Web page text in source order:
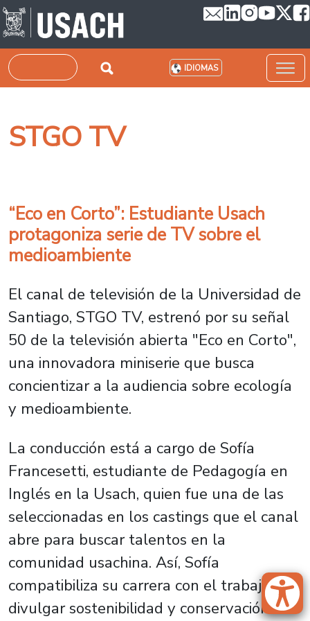
Pasar al contenido principal
Buscar IDIOMAS
STGO TV
“Eco en Corto”: Estudiante Usach
protagoniza serie de TV sobre el
medioambiente
El canal de televisión de la Universidad de
Santiago, STGO TV, estrenó por su señal
50 de la televisión abierta "Eco en Corto",
una innovadora miniserie que busca
concientizar a la audiencia sobre ecología
y medioambiente.
La conducción está a cargo de Sofía
Francesetti, estudiante de Pedagogía en
Inglés en la Usach, quien fue una de las
seleccionadas en los castings que el canal
abre para buscar talentos en la
comunidad usachina. Así, Sofía
compatibiliza su carrera con el trabajo de
divulgar sostenibilidad y conservación en